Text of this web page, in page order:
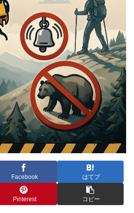
Facebook はてブ
Pinterest コピー